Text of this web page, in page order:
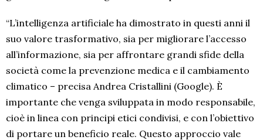
“L’intelligenza artificiale ha dimostrato in questi anni il
suo valore trasformativo, sia per migliorare l’accesso
all’informazione, sia per affrontare grandi sfide della
società come la prevenzione medica e il cambiamento
climatico – precisa Andrea Cristallini (Google). È
importante che venga sviluppata in modo responsabile,
cioè in linea con principi etici condivisi, e con l’obiettivo
di portare un beneficio reale. Questo approccio vale